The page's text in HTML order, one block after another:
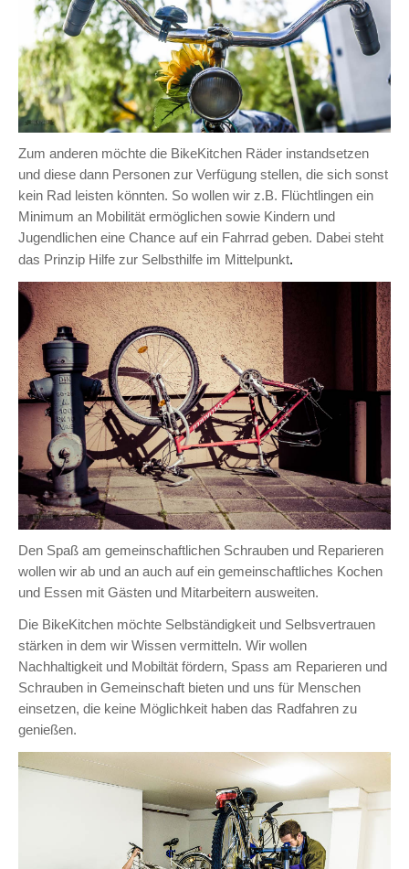
Zum anderen möchte die BikeKitchen Räder instandsetzen
und diese dann Personen zur Verfügung stellen, die sich sonst
kein Rad leisten könnten. So wollen wir z.B. Flüchtlingen ein
Minimum an Mobilität ermöglichen sowie Kindern und
Jugendlichen eine Chance auf ein Fahrrad geben. Dabei steht
das Prinzip Hilfe zur Selbsthilfe im Mittelpunkt.
Den Spaß am gemeinschaftlichen Schrauben und Reparieren
wollen wir ab und an auch auf ein gemeinschaftliches Kochen
und Essen mit Gästen und Mitarbeitern ausweiten.
Die BikeKitchen möchte Selbständigkeit und Selbsvertrauen
stärken in dem wir Wissen vermitteln. Wir wollen
Nachhaltigkeit und Mobiltät fördern, Spass am Reparieren und
Schrauben in Gemeinschaft bieten und uns für Menschen
einsetzen, die keine Möglichkeit haben das Radfahren zu
genießen.